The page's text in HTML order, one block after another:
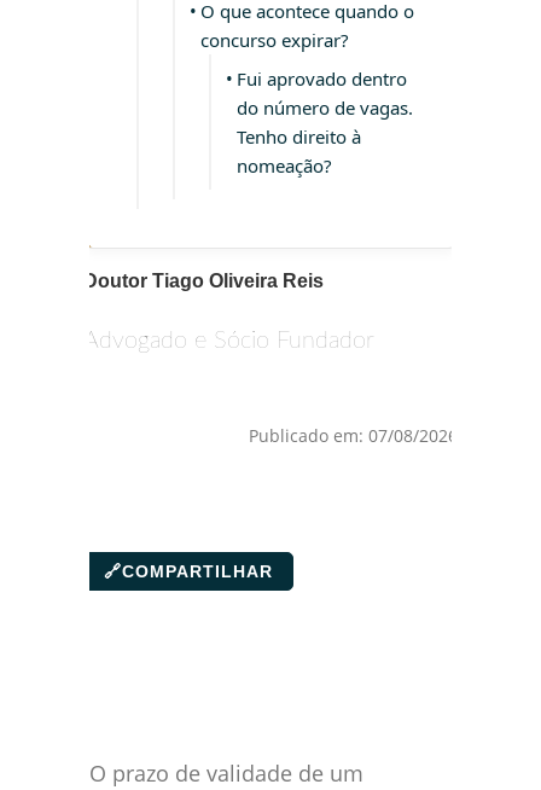
O que acontece quando o
concurso expirar?
Fui aprovado dentro
do número de vagas.
Tenho direito à
nomeação?
Doutor Tiago Oliveira Reis
Advogado e Sócio Fundador
Publicado em: 07/08/2026
🔗COMPARTILHAR
O prazo de validade de um